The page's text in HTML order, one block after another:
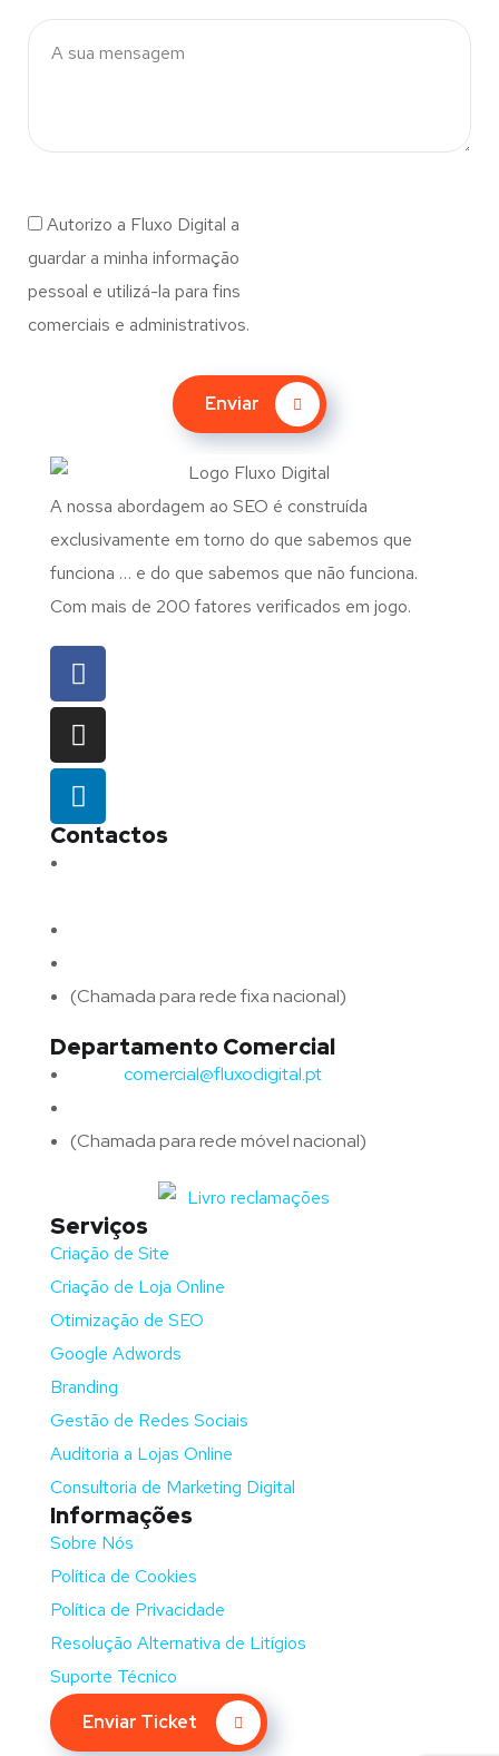
Autorizo a Fluxo Digital a
guardar a minha informação
pessoal e utilizá-la para fins
comerciais e administrativos.
Enviar
A nossa abordagem ao SEO é construída
exclusivamente em torno do que sabemos que
funciona … e do que sabemos que não funciona.
Com mais de 200 fatores verificados em jogo.
Contactos
(Chamada para rede fixa nacional)
Departamento Comercial
comercial@fluxodigital.pt
(Chamada para rede móvel nacional)
Serviços
Criação de Site
Criação de Loja Online
Otimização de SEO
Google Adwords
Branding
Gestão de Redes Sociais
Auditoria a Lojas Online
Consultoria de Marketing Digital
Informações
Sobre Nós
Política de Cookies
Política de Privacidade
Resolução Alternativa de Litígios
Suporte Técnico
Enviar Ticket